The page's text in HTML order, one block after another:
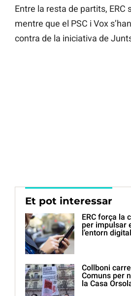
Entre la resta de partits, ERC
mentre que el PSC i Vox
contra de la iniciativa de
Et pot interessar
ERC força la
per impulsar
l’entorn digital
Collboni
Comuns per
la Casa